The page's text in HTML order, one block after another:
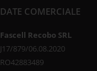
DATE COMERCIALE
Fascell Recobo SRL
J17/879/06.08.2020
RO42883489